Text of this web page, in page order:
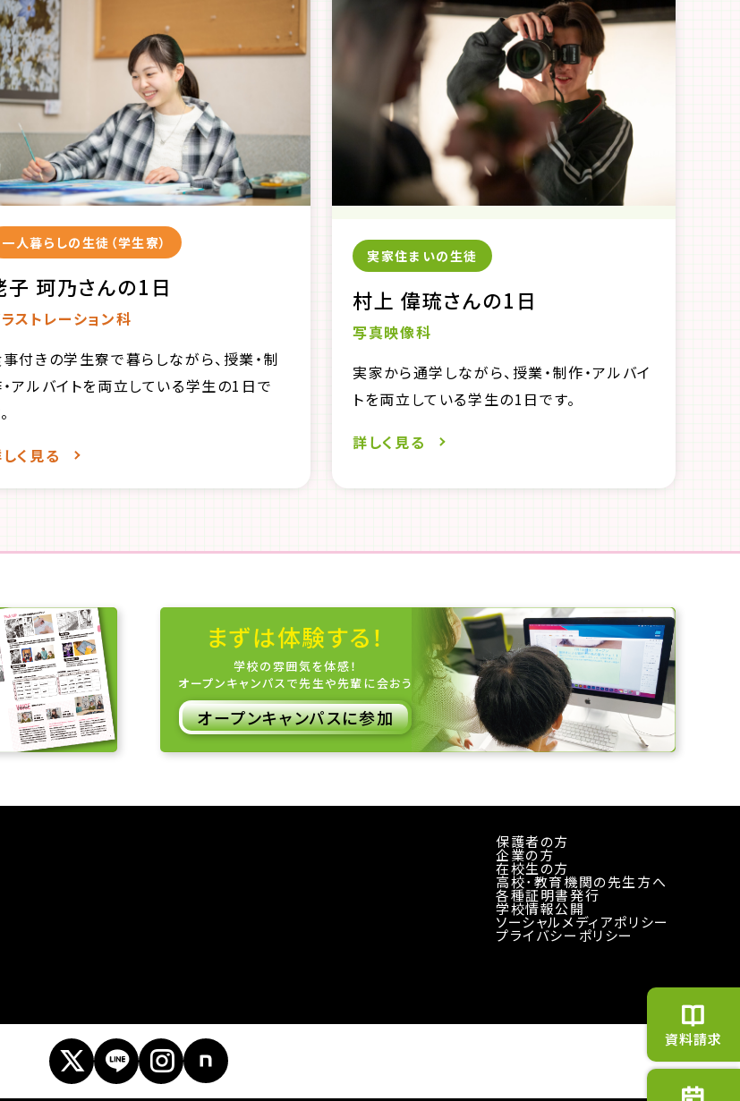
一人暮らしの生徒（学生寮）
子 珂乃さんの1日
ストレーション科
付きの学生寮で暮らしながら、授業・制
アルバイトを両立している学生の1日で
く見る
実家住まいの生徒
村上 偉琉さんの1日
写真映像科
実家から通学しながら、授業・制作・アルバイ
トを両立している学生の1日です。
詳しく見る
まずは体験する！
学校の雰囲気を体感！
オープンキャンパスで先生や先輩に会おう
オープンキャンパスに参加
資料請求
保護者の方
企業の方
在校生の方
高校･教育機関の先生方へ
各種証明書発行
学校情報公開
ソーシャルメディアポリシー
プライバシーポリシー